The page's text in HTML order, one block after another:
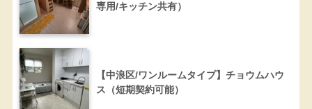
専用/キッチン共有）
【中浪区/ワンルームタイプ】チョウムハウ
ス（短期契約可能）